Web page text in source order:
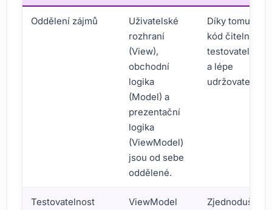
Oddělení zájmů
Uživatelské
rozhraní
(View),
obchodní
logika
(Model) a
prezentační
logika
(ViewModel)
jsou od sebe
oddělené.
Díky tomu je
kód čitelnější,
testovatelnější
a lépe
udržovatelný.
Testovatelnost
ViewModel
Zjednodušuje